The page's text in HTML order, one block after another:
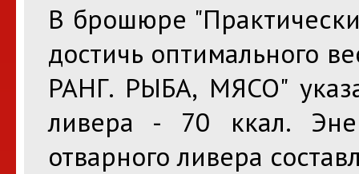
В брошюре
достичь оптимального
РАНГ. РЫБА, МЯСО"
ливера - 70 ккал.
отварного ливера